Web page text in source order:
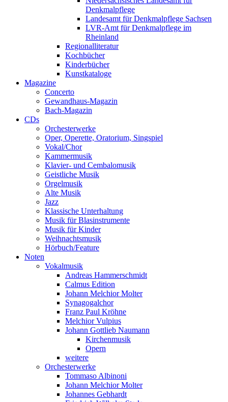
Denkmalpflege
Landesamt für Denkmalpflege Sachsen
LVR-Amt für Denkmalpflege im
Rheinland
Regionalliteratur
Kochbücher
Kinderbücher
Kunstkataloge
Magazine
Concerto
Gewandhaus-Magazin
Bach-Magazin
CDs
Orchesterwerke
Oper, Operette, Oratorium, Singspiel
Vokal/Chor
Kammermusik
Klavier- und Cembalomusik
Geistliche Musik
Orgelmusik
Alte Musik
Jazz
Klassische Unterhaltung
Musik für Blasinstrumente
Musik für Kinder
Weihnachtsmusik
Hörbuch/Feature
Noten
Vokalmusik
Andreas Hammerschmidt
Calmus Edition
Johann Melchior Molter
Synagogalchor
Franz Paul Kröhne
Melchior Vulpius
Johann Gottlieb Naumann
Kirchenmusik
Opern
weitere
Orchesterwerke
Tommaso Albinoni
Johann Melchior Molter
Johannes Gebhardt